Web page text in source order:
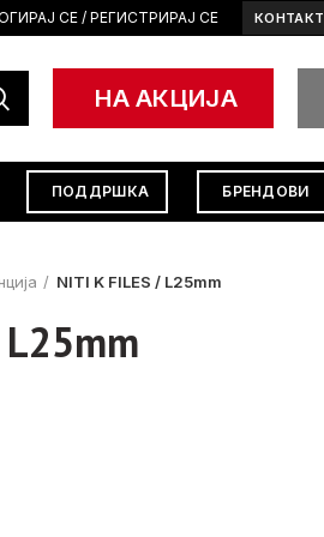
СЕ / РЕГИСТРИРАЈ СЕ КОНТАКТ
НА АКЦИЈА
ПОДДРШКА БРЕНДОВИ
NITI K FILES / L25mm